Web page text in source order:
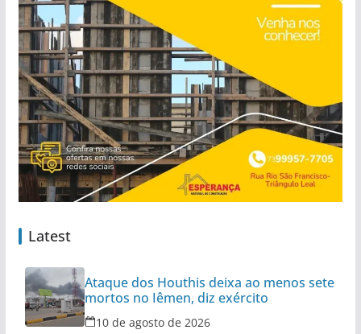
Latest
Ataque dos Houthis deixa ao menos sete
mortos no Iêmen, diz exército
10 de agosto de 2026